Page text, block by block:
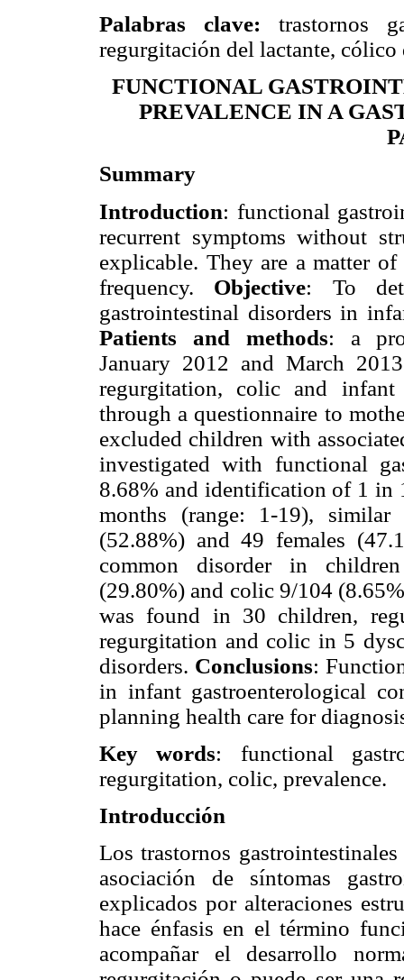
Palabras clave: trastornos
regurgitación del lactante, cólico
FUNCTIONAL
PREVALENCE IN A
Summary
Introduction: functional
recurrent symptoms without
explicable. They are a matter
frequency. Objective: To
gastrointestinal disorders in
Patients and methods: a
January 2012 and March
regurgitation, colic and
through a questionnaire to
excluded children with
investigated with functional
8.68% and identification of 1 in
months (range: 1-19),
(52.88%) and 49 females
common disorder in
(29.80%) and colic 9/104
was found in 30 children,
regurgitation and colic in 5
disorders. Conclusions:
in infant gastroenterological
planning health care for
Key words: functional
regurgitation, colic, prevalence.
Introducción
Los trastornos
asociación de síntomas
explicados por alteraciones
hace énfasis en el término
acompañar el desarrollo